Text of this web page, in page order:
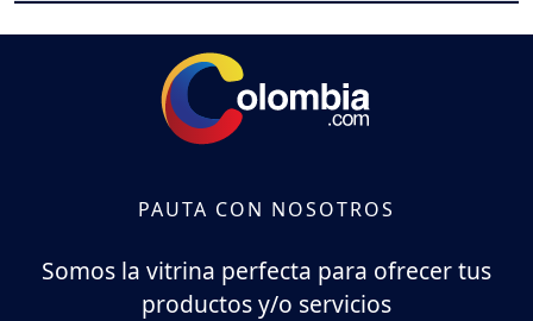
PAUTA CON NOSOTROS
Somos la vitrina perfecta para ofrecer tus
productos y/o servicios